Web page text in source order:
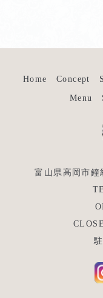
Home Concept
Menu
富山県高岡市鐘